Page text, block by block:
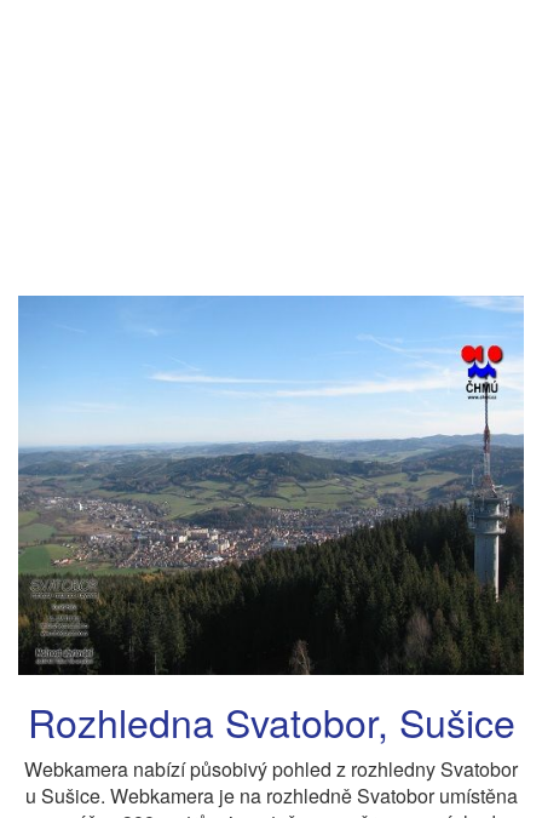
Rozhledna Svatobor, Sušice
Webkamera nabízí působivý pohled z rozhledny Svatobor
u Sušice. Webkamera je na rozhledně Svatobor umístěna